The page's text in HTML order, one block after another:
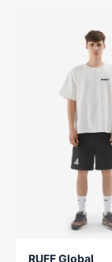
RUFF Global